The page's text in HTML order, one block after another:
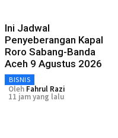
Ini Jadwal
Penyeberangan Kapal
Roro Sabang-Banda
Aceh 9 Agustus 2026
BISNIS
Oleh Fahrul Razi
11 jam yang lalu